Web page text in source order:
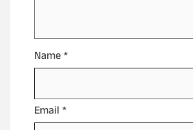
Name*
Email *